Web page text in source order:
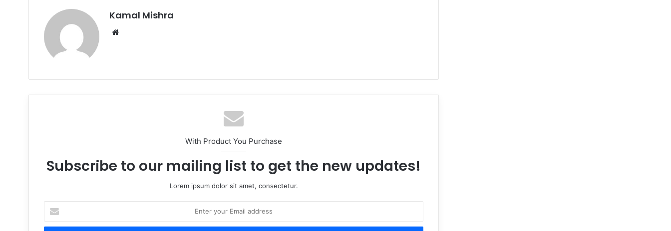
Kamal Mishra
Website
With Product You Purchase
Subscribe to our mailing list to get the new updates!
Lorem ipsum dolor sit amet, consectetur.
your
Email